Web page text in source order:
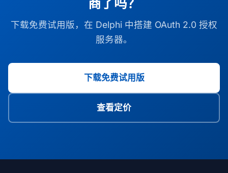
商了吗？
下载免费试用版，在 Delphi 中搭建 OAuth 2.0 授权
服务器。
下载免费试用版
查看定价